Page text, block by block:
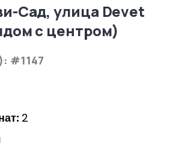
Сад, улица Devet
с центром)
#1147
2